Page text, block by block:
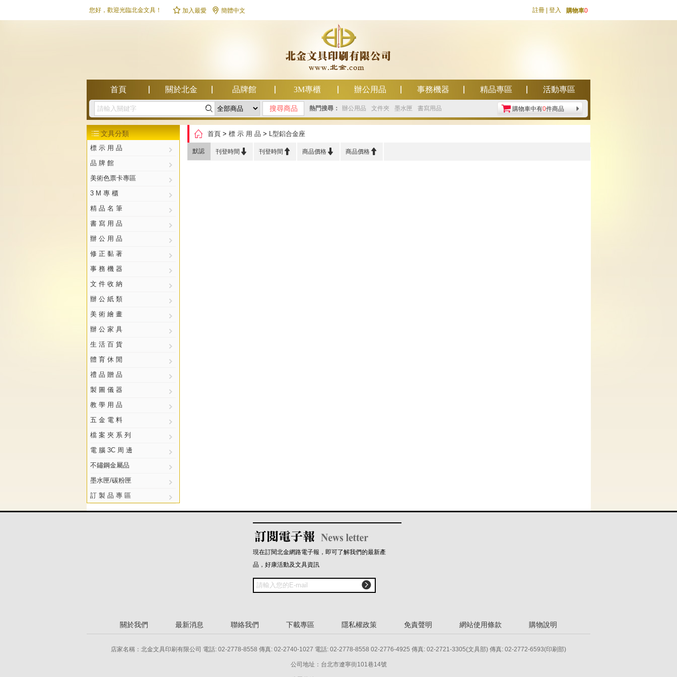
註冊 登入 購物車0
您好，歡迎光臨北金文具！  加入最愛  簡體中文
首頁 關於北金 品牌館 3M專櫃 辦公用品 事務機器 精品專區 活動專區
幫助中心  熱門搜尋： 辦公用品 文件夾 墨水匣 書寫用品 購物車中有0件商品
文具分類
標 示 用 品
品 牌 館
美術色票卡專區
3 M 專 櫃
精 品 名 筆
書 寫 用 品
辦 公 用 品
修 正 黏 著
事 務 機 器
文 件 收 納
辦 公 紙 類
美 術 繪 畫
辦 公 家 具
生 活 百 貨
體 育 休 閒
禮 品 贈 品
製 圖 儀 器
教 學 用 品
五 金 電 料
檔 案 夾 系 列
電 腦 3C 周 邊
不鏽鋼金屬品
墨水匣/碳粉匣
訂 製 品 專 區
 首頁 > 標 示 用 品 > L型鋁合金座
默認 刊登時間  刊登時間  商品價格  商品價格 
現在訂閱北金網路電子報，即可了解我們的最新產
品，好康活動及文具資訊

關於我們 最新消息 聯絡我們 下載專區 隱私權政策 免責聲明 網站使用條款 購物說明
店家名稱：北金文具印刷有限公司 電話: 02-2778-8558 傳真: 02-2740-1027 電話: 02-2778-8558 02-2776-4925 傳真: 02-2721-3305(文具部) 傳真: 02-2772-6593(印刷部)
公司地址：台北市遼寧街101巷14號